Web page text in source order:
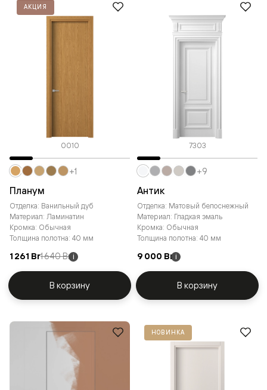
АКЦИЯ
0010
Планум
Отделка: Ванильный дуб
Материал: Ламинатин
Кромка: Обычная
Толщина полотна: 40 мм
1 261 Br1 640 Br i
+1
В корзину
7303
Антик
Отделка: Матовый белоснежный
Материал: Гладкая эмаль
Кромка: Обычная
Толщина полотна: 40 мм
9 000 Br i
+9
В корзину
НОВИНКА